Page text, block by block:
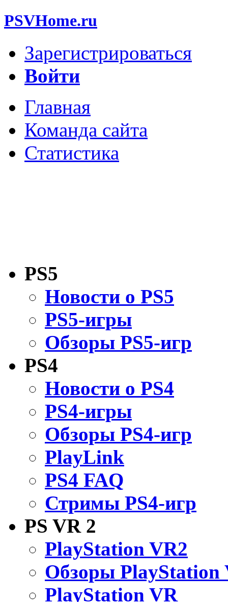
PSVHome.ru
Зарегистрироваться
Войти
Главная
Команда сайта
Статистика
PS5
Новости о PS5
PS5-игры
Обзоры PS5-игр
PS4
Новости о PS4
PS4-игры
Обзоры PS4-игр
PlayLink
PS4 FAQ
Стримы PS4-игр
PS VR 2
PlayStation VR2
Обзоры PlayStation
PlayStation VR